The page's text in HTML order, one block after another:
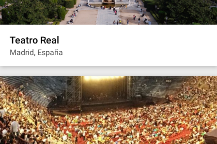
Teatro Real
Madrid, España